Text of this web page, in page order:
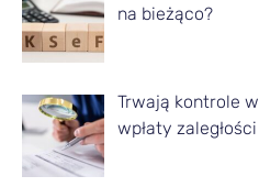
na bieżąco?
Trwają kontrole
wpłaty
y
z
d
a
n